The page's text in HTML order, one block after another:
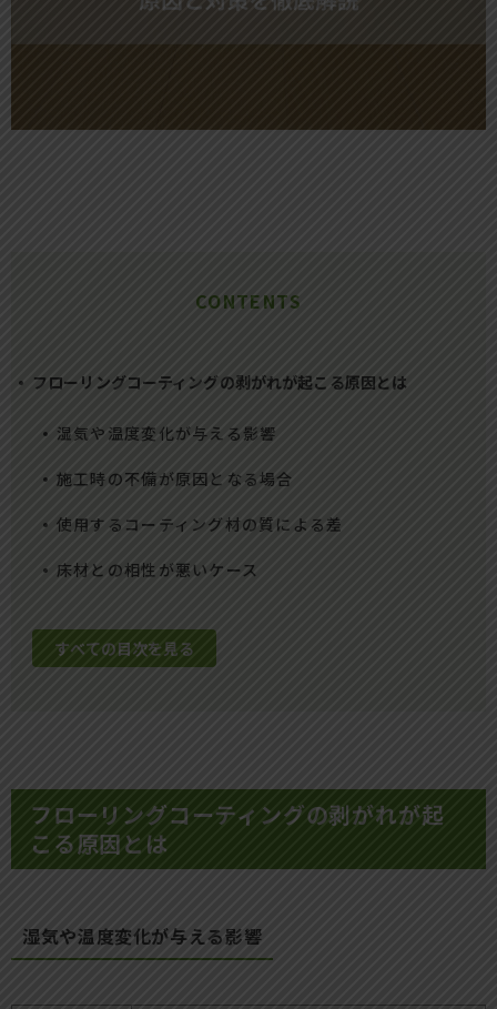
CONTENTS
フローリングコーティングの剥がれが起こる原因とは
湿気や温度変化が与える影響
施工時の不備が原因となる場合
使用するコーティング材の質による差
床材との相性が悪いケース
すべての目次を見る
フローリングコーティングの剥がれが起
こる原因とは
湿気や温度変化が与える影響